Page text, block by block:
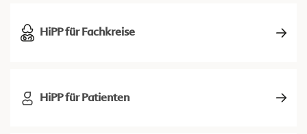
HiPP für Fachkreise
HiPP für Patienten